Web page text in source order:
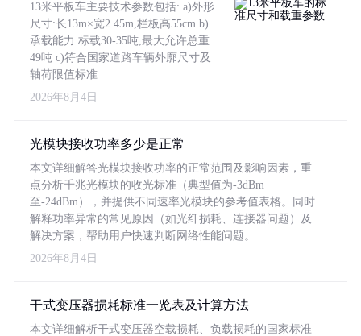
13米平板车主要技术参数包括: a)外形
尺寸:长13m×宽2.45m,栏板高55cm b)
承载能力:标载30-35吨,最大允许总重
49吨 c)符合国家道路车辆外廓尺寸及
轴荷限值标准
2026年8月4日
光模块接收功率多少是正常
本文详细解答光模块接收功率的正常范围及影响因素，重
点分析千兆光模块的收光标准（典型值为-3dBm
至-24dBm），并提供不同速率光模块的参考值表格。同时
解释功率异常的常见原因（如光纤损耗、连接器问题）及
解决方案，帮助用户快速判断网络性能问题。
2026年8月4日
干式变压器损耗标准一览表及计算方法
本文详细解析干式变压器空载损耗、负载损耗的国家标准